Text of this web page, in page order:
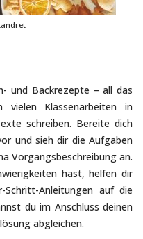
und Backrezepte – all das
vielen Klassenarbeiten in
schreiben. Bereite dich
und sieh dir die Aufgaben
Vorgangsbeschreibung an.
hast, helfen dir
Schritt-Anleitungen auf die
du im Anschluss deinen
abgleichen.